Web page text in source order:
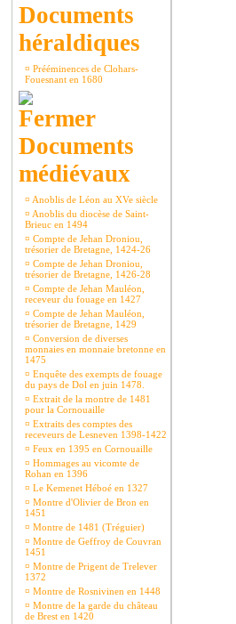
Documents
héraldiques
¤ Prééminences de Clohars-
Fouesnant en 1680
Documents
médiévaux
¤ Anoblis de Léon au XVe siècle
¤ Anoblis du diocèse de Saint-
Brieuc en 1494
¤ Compte de Jehan Droniou,
trésorier de Bretagne, 1424-26
¤ Compte de Jehan Droniou,
trésorier de Bretagne, 1426-28
¤ Compte de Jehan Mauléon,
receveur du fouage en 1427
¤ Compte de Jehan Mauléon,
trésorier de Bretagne, 1429
¤ Conversion de diverses
monnaies en monnaie bretonne en
1475
¤ Enquête des exempts de fouage
du pays de Dol en juin 1478.
¤ Extrait de la montre de 1481
pour la Cornouaille
¤ Extraits des comptes des
receveurs de Lesneven 1398-1422
¤ Feux en 1395 en Cornouaille
¤ Hommages au vicomte de
Rohan en 1396
¤ Le Kemenet Héboé en 1327
¤ Montre d'Olivier de Bron en
1451
¤ Montre de 1481 (Tréguier)
¤ Montre de Geffroy de Couvran
1451
¤ Montre de Prigent de Trelever
1372
¤ Montre de Rosnivinen en 1448
¤ Montre de la garde du château
de Brest en 1420